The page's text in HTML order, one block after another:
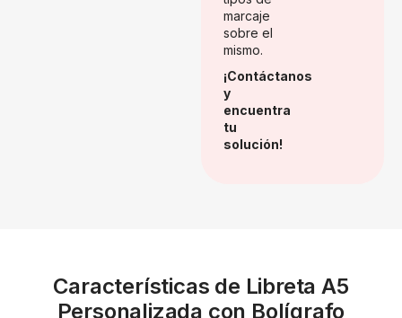
marcaje
sobre el
mismo.
¡Contáctanos
y
encuentra
tu
solución!
Características de Libreta A5
Personalizada con Bolígrafo